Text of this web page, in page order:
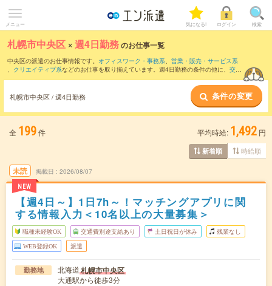
メニュー 気になる! ログイン 検索
札幌市中央区 ×週4日勤務のお仕事一覧
中央区の派遣のお仕事情報です。 オフィスワーク・事務系、 営業・販売・サービス系
、 クリエイティブ系などのお仕事を取り揃えています。週4日勤務の条件の他に、 交通
札幌市中央区 / 週4日勤務 条件の変更
全 199件 平均時給: 1,492 円
新着順 時給順
未読
NEW
掲載日 2026/08/07
【週4日～】1日7h～！マッチングアプリに関
する情報入力＜10名以上の大量募集＞
職種未経験OK 交通費別途支給あり 土日祝日が休み 残業なし
WEB登録OK 派遣
勤務地 北海道札幌市中央区
大通駅から徒歩3分